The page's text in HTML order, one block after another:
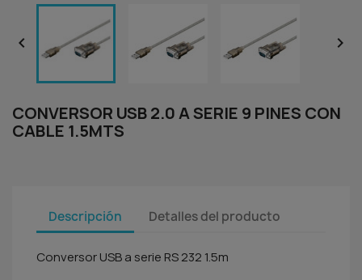
 
CONVERSOR USB 2.0 A SERIE 9 PINES CON
CABLE 1.5MTS
Descripción Detalles del producto
Conversor USB a serie RS 232 1.5m